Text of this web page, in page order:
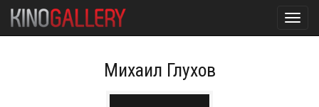
Михаил Глухов